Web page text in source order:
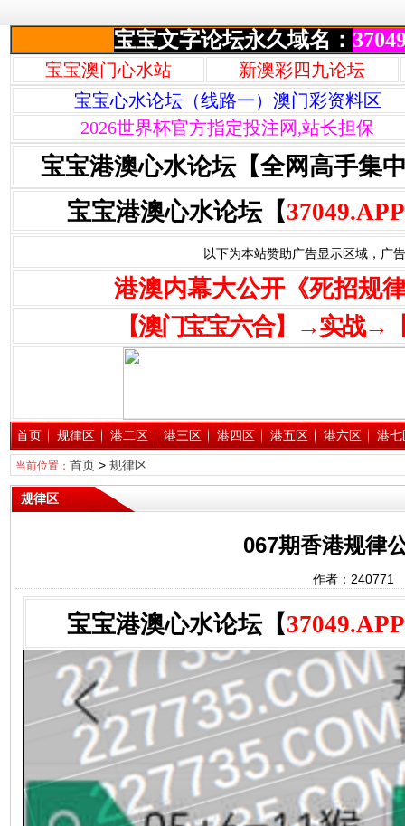
宝宝文字论坛永久域名：
宝宝澳门心水站
新澳彩四九论坛
宝宝心水论坛（线路一）澳门彩资料区
2026世界杯官方指定投注网,站长担保
宝宝港澳心水论坛【全网高手集
宝宝港澳心水论坛【37049.APP
以下为本站赞助广告显示区域，广
港澳内幕大公开《死招规
【澳门宝宝六合】→实战→
首页 规律区 港二区 港三区 港四区 港五区 港六区 港七
当前位置： 首页> 规律区
规律区
067期香港规律
作者：240771
宝宝港澳心水论坛【37049.APP